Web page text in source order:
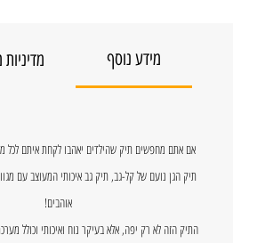
מידע נוסף
אם אתם מחפשים תיק שהילדים יאהבו לקחת איתם לכל
תיק הגן נועם של קל-גב, תיק גב איכותי המעוצב עם
אוהבים!
התיק הזה לא רק יפה, אלא בעיקר נוח ואיכותי וכולל